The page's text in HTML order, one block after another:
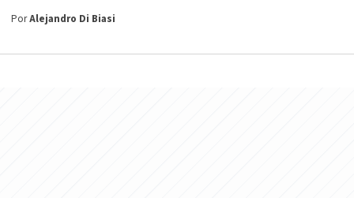
PorAlejandro Di Biasi